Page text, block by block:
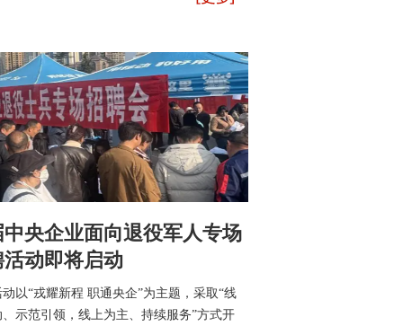
央企业面向退役军人专场
动即将启动
以“戎耀新程 职通央企”为主题，采取“线
示范引领，线上为主、持续服务”方式开